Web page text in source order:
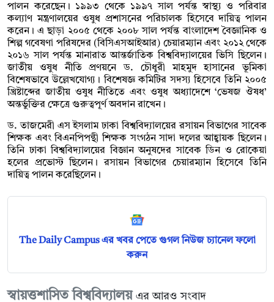
পালন করেছেন। ১৯৯৩ থেকে ১৯৯৭ সাল পর্যন্ত স্বাস্থ্য ও পরিবার
কল্যাণ মন্ত্রণালয়ের ওষুধ প্রশাসনের পরিচালক হিসেবে দায়িত্ব পালন
করেন। এ ছাড়া ২০০৫ থেকে ২০০৮ সাল পর্যন্ত বাংলাদেশ বৈজ্ঞানিক ও
শিল্প গবেষণা পরিষদের (বিসিএসআইআর) চেয়ারম্যান এবং ২০১২ থেকে
২০১৬ সাল পর্যন্ত মানারাত আন্তর্জাতিক বিশ্ববিদ্যালয়ের ভিসি ছিলেন।
জাতীয় ওষুধ নীতি প্রণয়নে ড. চৌধুরী মাহমুদ হাসানের ভূমিকা
বিশেষভাবে উল্লেখযোগ্য। বিশেষজ্ঞ কমিটির সদস্য হিসেবে তিনি ২০০৫
খ্রিষ্টাব্দের জাতীয় ওষুধ নীতিতে এবং ওষুধ অধ্যাদেশে ‘ভেষজ ঔষধ’
অন্তর্ভুক্তির ক্ষেত্রে গুরুত্বপূর্ণ অবদান রাখেন।
ড. তাজমেরী এস ইসলাম ঢাকা বিশ্ববিদ্যালয়ের রসায়ন বিভাগের সাবেক
শিক্ষক এবং বিএনপিপন্থী শিক্ষক সংগঠন সাদা দলের আহ্বায়ক ছিলেন।
তিনি ঢাকা বিশ্ববিদ্যালয়ের বিজ্ঞান অনুষদের সাবেক ডিন ও রোকেয়া
হলের প্রভোস্ট ছিলেন। রসায়ন বিভাগের চেয়ারম্যান হিসেবে তিনি
দায়িত্ব পালন করেছিলেন।
The Daily Campus এর খবর পেতে গুগল নিউজ চ্যানেল ফলো
করুন
স্বায়ত্তশাসিত বিশ্ববিদ্যালয় এর আরও সংবাদ